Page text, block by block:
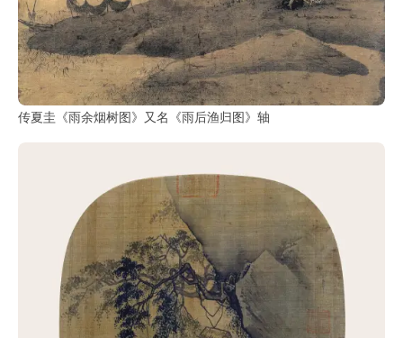
传夏圭《雨余烟树图》又名《雨后渔归图》轴